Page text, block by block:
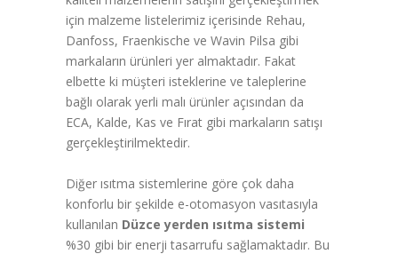
için malzeme listelerimiz içerisinde Rehau,
Danfoss, Fraenkische ve Wavin Pilsa gibi
markaların ürünleri yer almaktadır. Fakat
elbette ki müşteri isteklerine ve taleplerine
bağlı olarak yerli malı ürünler açısından da
ECA, Kalde, Kas ve Fırat gibi markaların satışı
gerçekleştirilmektedir.
Diğer ısıtma sistemlerine göre çok daha
konforlu bir şekilde e-otomasyon vasıtasıyla
kullanılan Düzce yerden ısıtma sistemi
%30 gibi bir enerji tasarrufu sağlamaktadır. Bu